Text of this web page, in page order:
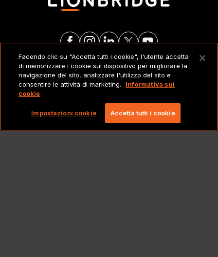
NOTE LEGALI
Copyright 2026 Lionbridge Technologies, LLC. Tutti
i diritti riservati.
Facendo clic su "Accetta tutti i cookie", l'utente accetta
di memorizzare i cookie sul dispositivo per migliorare la
navigazione del sito, analizzare l'utilizzo del sito e
consentire le attività di marketing.
Informativa sui
cookie
Impostazioni cookie Accetta tutti i cookie